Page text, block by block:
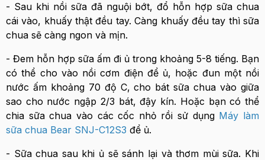
- Sau khi nồi sữa đã nguội bớt, đổ hỗn hợp sữa chua
cái vào, khuấy thật đều tay. Càng khuấy đều tay thì sữa
chua sẽ càng ngon và mịn.
- Đem hỗn hợp sữa ấm đi ủ trong khoảng 5-8 tiếng. Bạn
có thể cho vào nồi cơm điện để ủ, hoặc đun một nồi
nước ấm khoảng 70 độ C, cho bát sữa chua vào giữa
sao cho nước ngập 2/3 bát, đậy kín. Hoặc bạn có thể
chia sữa chua vào các cốc nhỏ rồi sử dụng Máy làm
sữa chua Bear SNJ-C12S3 để ủ.
- Sữa chua sau khi ủ sẽ sánh lại và thơm mùi sữa. Khi